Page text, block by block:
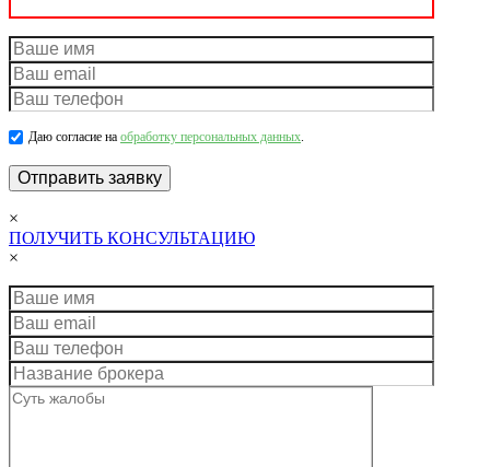
Даю согласие на обработку персональных данных.
×
ПОЛУЧИТЬ КОНСУЛЬТАЦИЮ
×